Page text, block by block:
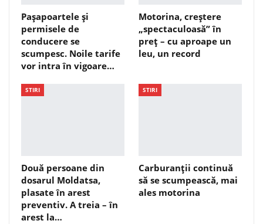
Pașapoartele și
permisele de
conducere se
scumpesc. Noile tarife
vor intra în vigoare…
Motorina, creștere
„spectaculoasă” în
preț – cu aproape un
leu, un record
STIRI
Două persoane din
dosarul Moldatsa,
plasate în arest
preventiv. A treia – în
arest la…
STIRI
Carburanții continuă
să se scumpească, mai
ales motorina